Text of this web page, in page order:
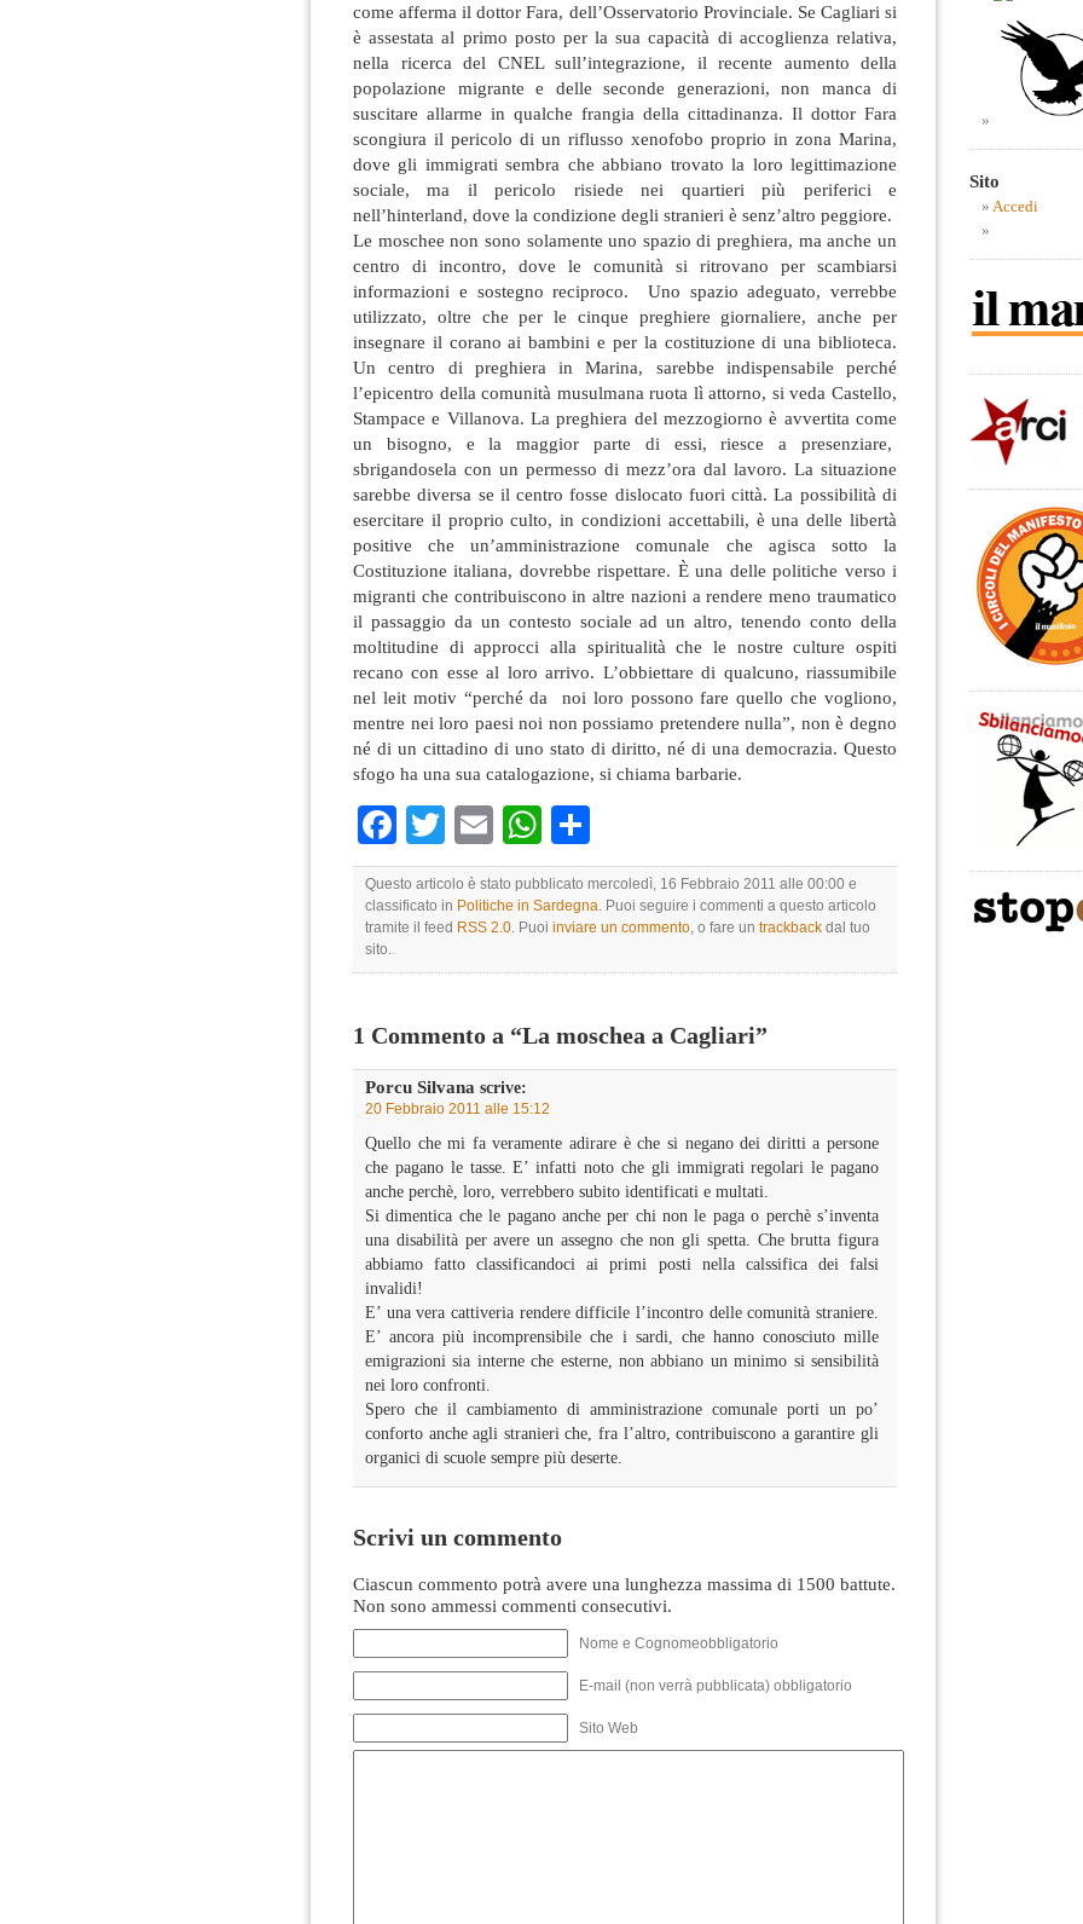
come afferma il dottor Fara, dell’Osservatorio Provinciale. Se Cagliari si
è assestata al primo posto per la sua capacità di accoglienza relativa,
nella ricerca del CNEL sull’integrazione, il recente aumento della
popolazione migrante e delle seconde generazioni, non manca di
suscitare allarme in qualche frangia della cittadinanza. Il dottor Fara
scongiura il pericolo di un riflusso xenofobo proprio in zona Marina,
dove gli immigrati sembra che abbiano trovato la loro legittimazione
sociale, ma il pericolo risiede nei quartieri più periferici e
nell’hinterland, dove la condizione degli stranieri è senz’altro peggiore.
Le moschee non sono solamente uno spazio di preghiera, ma anche un
centro di incontro, dove le comunità si ritrovano per scambiarsi
informazioni e sostegno reciproco. Uno spazio adeguato, verrebbe
utilizzato, oltre che per le cinque preghiere giornaliere, anche per
insegnare il corano ai bambini e per la costituzione di una biblioteca.
Un centro di preghiera in Marina, sarebbe indispensabile perché
l’epicentro della comunità musulmana ruota lì attorno, si veda Castello,
Stampace e Villanova. La preghiera del mezzogiorno è avvertita come
un bisogno, e la maggior parte di essi, riesce a presenziare,
sbrigandosela con un permesso di mezz’ora dal lavoro. La situazione
sarebbe diversa se il centro fosse dislocato fuori città. La possibilità di
esercitare il proprio culto, in condizioni accettabili, è una delle libertà
positive che un’amministrazione comunale che agisca sotto la
Costituzione italiana, dovrebbe rispettare. È una delle politiche verso i
migranti che contribuiscono in altre nazioni a rendere meno traumatico
il passaggio da un contesto sociale ad un altro, tenendo conto della
moltitudine di approcci alla spiritualità che le nostre culture ospiti
recano con esse al loro arrivo. L’obbiettare di qualcuno, riassumibile
nel leit motiv “perché da noi loro possono fare quello che vogliono,
mentre nei loro paesi noi non possiamo pretendere nulla”, non è degno
né di un cittadino di uno stato di diritto, né di una democrazia. Questo
sfogo ha una sua catalogazione, si chiama barbarie.
Facebook
TwitterEmailWhatsApp
Questo articolo è stato pubblicato mercoledì, 16 Febbraio 2011 alle 00:00 e
classificato in Politiche in Sardegna. Puoi seguire i commenti a questo articolo
tramite il feed RSS 2.0. Puoi inviare un commento, o fare un trackback dal tuo
sito.
1 Commento a “La moschea a Cagliari”
Porcu Silvana scrive:
20 Febbraio 2011 alle 15:12
Quello che mi fa veramente adirare è che si negano dei diritti a persone
che pagano le tasse. E’ infatti noto che gli immigrati regolari le pagano
anche perchè, loro, verrebbero subito identificati e multati.
Si dimentica che le pagano anche per chi non le paga o perchè s’inventa
una disabilità per avere un assegno che non gli spetta. Che brutta figura
abbiamo fatto classificandoci ai primi posti nella calssifica dei falsi
invalidi!
E’ una vera cattiveria rendere difficile l’incontro delle comunità straniere.
E’ ancora più incomprensibile che i sardi, che hanno conosciuto mille
emigrazioni sia interne che esterne, non abbiano un minimo si sensibilità
nei loro confronti.
Spero che il cambiamento di amministrazione comunale porti un po’
conforto anche agli stranieri che, fra l’altro, contribuiscono a garantire gli
organici di scuole sempre più deserte.
Scrivi un commento
Ciascun commento potrà avere una lunghezza massima di 1500 battute.
Non sono ammessi commenti consecutivi.
Nome e Cognomeobbligatorio
E-mail (non verrà pubblicata) obbligatorio
Sito Web
Sito
Accedi